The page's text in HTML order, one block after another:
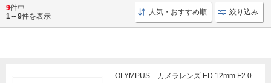
レンズ ミラーレス一眼用 レンズ 単焦点 SIRUI シネ
9件中
1～9件を表示 人気・おすすめ順 絞り込み
OLYMPUS カメラレンズ ED 12mm F2.0